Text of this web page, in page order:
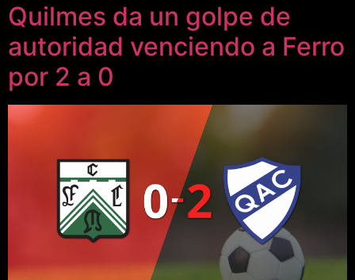
Quilmes da un golpe de
autoridad venciendo a Ferro
por 2 a 0